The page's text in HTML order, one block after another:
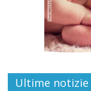
Ultime notizie